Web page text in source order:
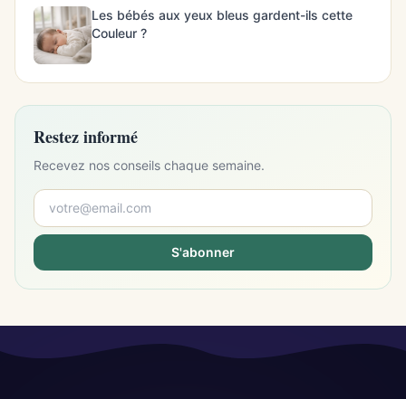
Les bébés aux yeux bleus gardent-ils cette
Couleur ?
Restez informé
Recevez nos conseils chaque semaine.
S'abonner